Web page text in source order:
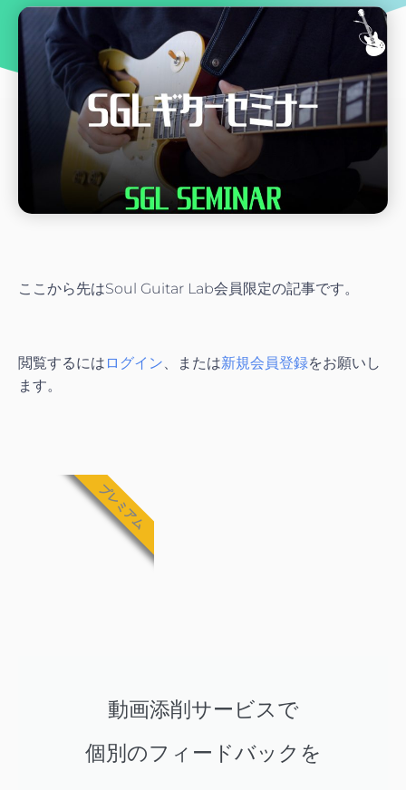
ここから先はSoul Guitar Lab会員限定の記事です。
閲覧するには ログイン、または新規会員登録をお願いし
ます。
動画添削サービスで
個別のフィードバックを
プレミアム